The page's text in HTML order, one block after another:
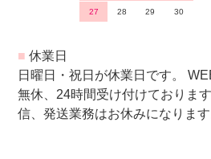
27 28 29 30
■ 休業日
日曜日・祝日が休業日です。
無休、24時間受け付けておりま
信、発送業務はお休みになります